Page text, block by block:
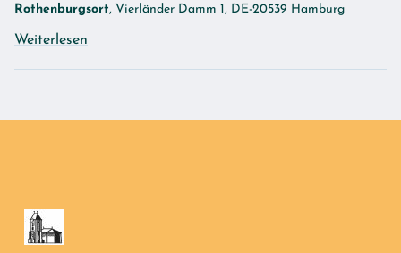
Rothenburgsort, Vierländer Damm 1, DE-20539 Hamburg
Weiterlesen